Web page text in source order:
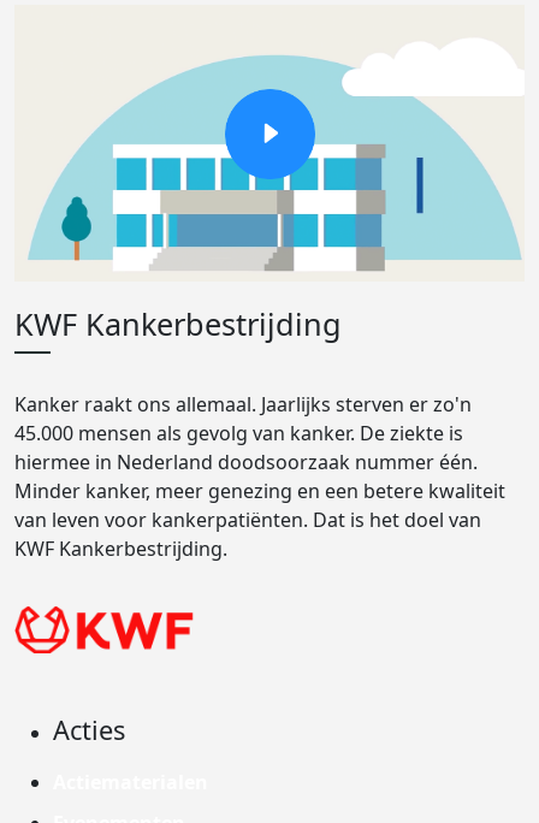
KWF Kankerbestrijding
Kanker raakt ons allemaal. Jaarlijks sterven er zo'n
45.000 mensen als gevolg van kanker. De ziekte is
hiermee in Nederland doodsoorzaak nummer één.
Minder kanker, meer genezing en een betere kwaliteit
van leven voor kankerpatiënten. Dat is het doel van
KWF Kankerbestrijding.
Acties